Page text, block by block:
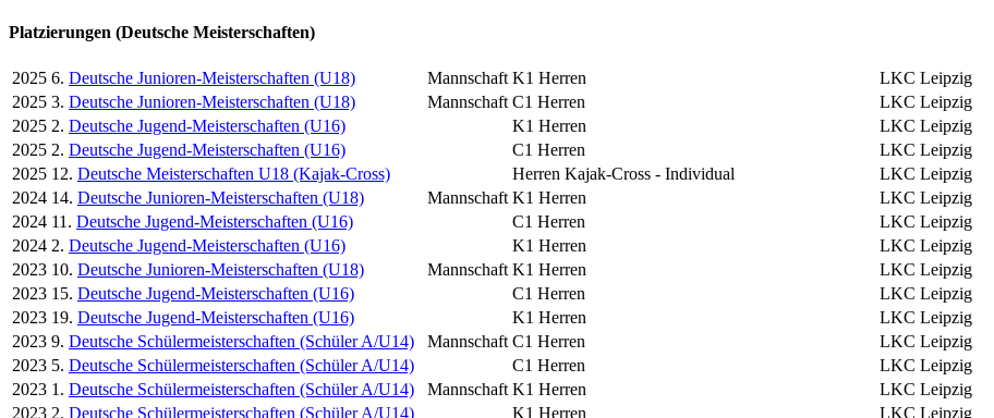
Platzierungen (Deutsche Meisterschaften)
2025 6. Deutsche Junioren-Meisterschaften (U18) Mannschaft K1 Herren
LKC Leipzig
2025 3. Deutsche Junioren-Meisterschaften (U18) Mannschaft C1 Herren
LKC Leipzig
2025 2. Deutsche Jugend-Meisterschaften (U16) K1 Herren
LKC Leipzig
2025 2. Deutsche Jugend-Meisterschaften (U16) C1 Herren
LKC Leipzig
2025 12. Deutsche Meisterschaften U18 (Kajak-Cross) Herren Kajak-Cross - Individual
LKC Leipzig
2024 14. Deutsche Junioren-Meisterschaften (U18) Mannschaft K1 Herren
LKC Leipzig
2024 11. Deutsche Jugend-Meisterschaften (U16) C1 Herren
LKC Leipzig
2024 2. Deutsche Jugend-Meisterschaften (U16) K1 Herren
LKC Leipzig
2023 10. Deutsche Junioren-Meisterschaften (U18) Mannschaft K1 Herren
LKC Leipzig
2023 15. Deutsche Jugend-Meisterschaften (U16) C1 Herren
LKC Leipzig
2023 19. Deutsche Jugend-Meisterschaften (U16) K1 Herren
LKC Leipzig
2023 9. Deutsche Schülermeisterschaften (Schüler A/U14) Mannschaft C1 Herren
LKC Leipzig
2023 5. Deutsche Schülermeisterschaften (Schüler A/U14) C1 Herren
LKC Leipzig
2023 1. Deutsche Schülermeisterschaften (Schüler A/U14) Mannschaft K1 Herren
LKC Leipzig
2023 2. Deutsche Schülermeisterschaften (Schüler A/U14) K1 Herren
LKC Leipzig